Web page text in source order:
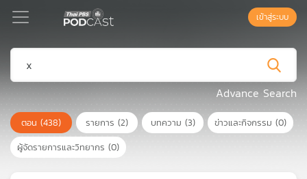
Podcast
เพล
ย์
ลิ
เข้าสู่ระบบ
Advance Search
ตอน (438) รายการ (2) บทความ (3) ข่าวและกิจกรรม (0)
ผู้จัดรายการและวิทยากร (0)